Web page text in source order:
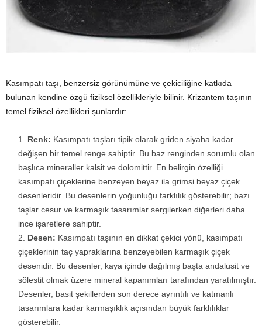
Kasımpatı taşı, benzersiz görünümüne ve çekiciliğine katkıda
bulunan kendine özgü fiziksel özellikleriyle bilinir. Krizantem taşının
temel fiziksel özellikleri şunlardır:
Renk: Kasımpatı taşları tipik olarak griden siyaha kadar
değişen bir temel renge sahiptir. Bu baz renginden sorumlu olan
başlıca mineraller kalsit ve dolomittir. En belirgin özelliği
kasımpatı çiçeklerine benzeyen beyaz ila grimsi beyaz çiçek
desenleridir. Bu desenlerin yoğunluğu farklılık gösterebilir; bazı
taşlar cesur ve karmaşık tasarımlar sergilerken diğerleri daha
ince işaretlere sahiptir.
Desen: Kasımpatı taşının en dikkat çekici yönü, kasımpatı
çiçeklerinin taç yapraklarına benzeyebilen karmaşık çiçek
desenidir. Bu desenler, kaya içinde dağılmış başta andalusit ve
sölestit olmak üzere mineral kapanımları tarafından yaratılmıştır.
Desenler, basit şekillerden son derece ayrıntılı ve katmanlı
tasarımlara kadar karmaşıklık açısından büyük farklılıklar
gösterebilir.